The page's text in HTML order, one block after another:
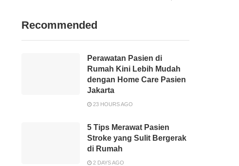
Recommended
Perawatan Pasien di
Rumah Kini Lebih Mudah
dengan Home Care Pasien
Jakarta
23 HOURS AGO
5 Tips Merawat Pasien
Stroke yang Sulit Bergerak
di Rumah
2 DAYS AGO